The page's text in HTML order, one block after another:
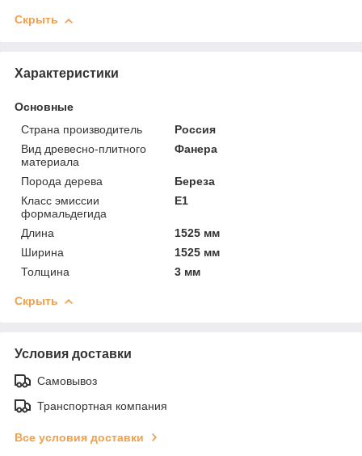
Скрыть
Характеристики
Основные
Страна производитель
Россия
Вид древесно-плитного
материала
Фанера
Порода дерева
Береза
Класс эмиссии
формальдегида
Е1
Длина
1525 мм
Ширина
1525 мм
Толщина
3 мм
Скрыть
Условия доставки
Самовывоз
Транспортная компания
Все условия доставки